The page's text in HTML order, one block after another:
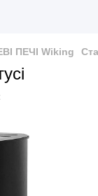
ПЕЧІ Wiking